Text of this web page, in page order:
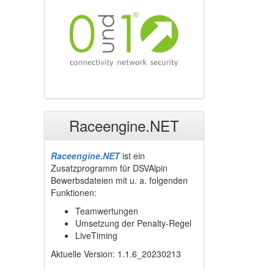
Raceengine.NET
Raceengine.NETist ein
Zusatzprogramm für DSVAlpin
Bewerbsdateien mit u. a. folgenden
Funktionen:
Teamwertungen
Umsetzung der Penalty-Regel
LiveTiming
Aktuelle Version: 1.1.6_20230213